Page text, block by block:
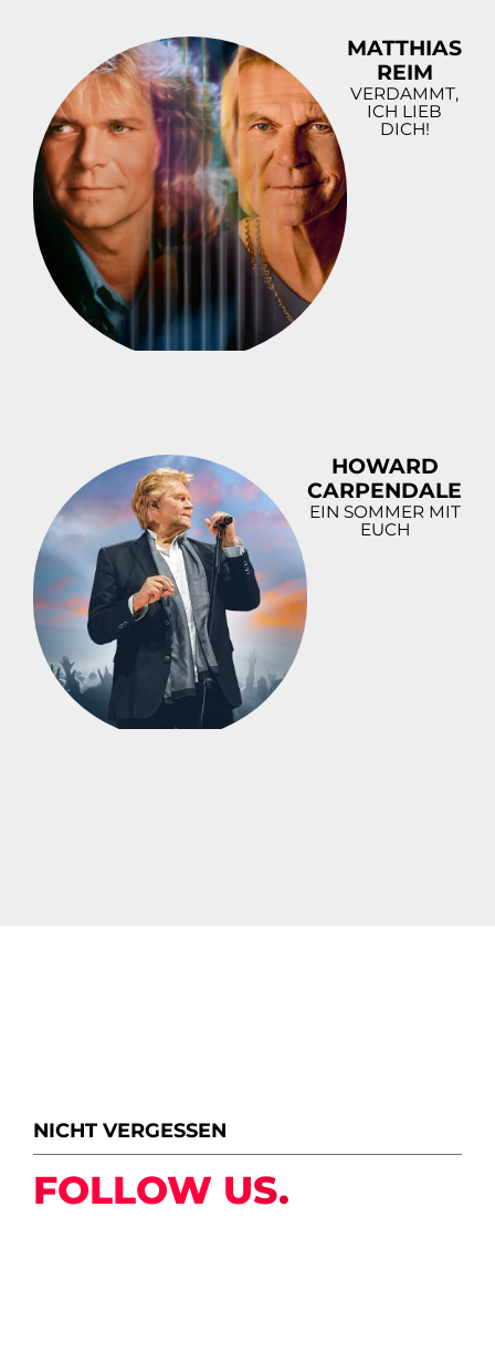
MATTHIAS
REIM
VERDAMMT,
ICH LIEB
DICH!
HOWARD
CARPENDALE
EIN SOMMER MIT
EUCH
NICHT VERGESSEN
FOLLOW US.